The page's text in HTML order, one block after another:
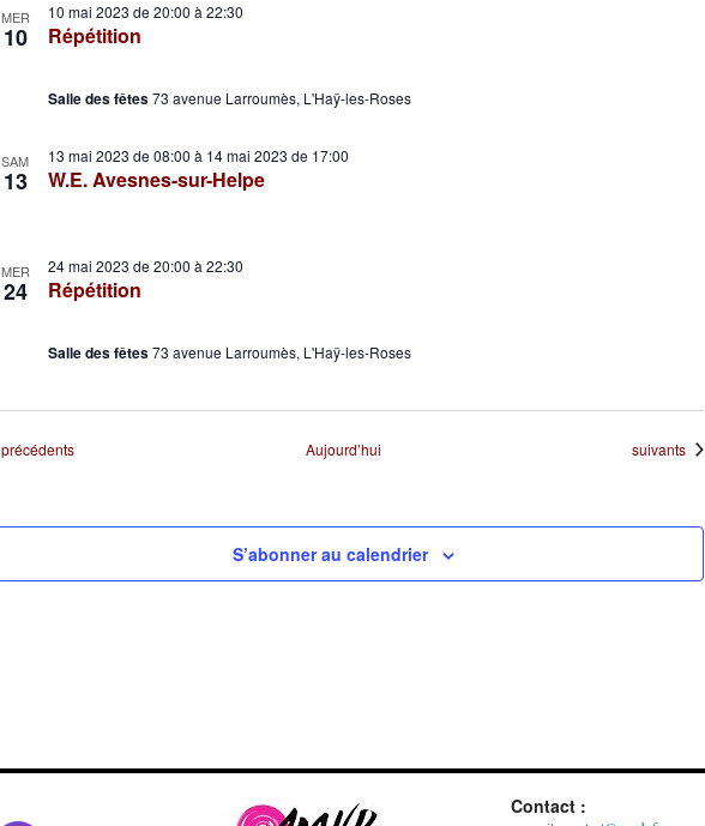
MER
10 Répétition
10 mai 2023 de 20:00 à 22:30
Salle des fêtes73 avenue Larroumès, L'Haÿ-les-Roses
SAM
13 W.E. Avesnes-sur-Helpe
13 mai 2023 de 08:00 à 14 mai 2023 de 17:00
MER
24 Répétition
24 mai 2023 de 20:00 à 22:30
Salle des fêtes73 avenue Larroumès, L'Haÿ-les-Roses
Évènements
précédents Aujourd’hui Évènements
suivants
S’abonner au calendrier
Contact :